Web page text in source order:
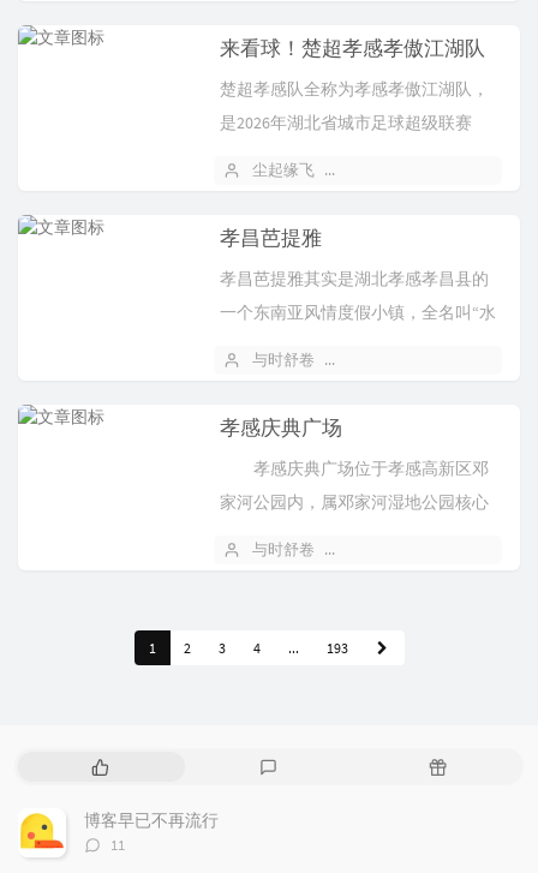
层楼阁式建筑，高约35米...
来看球！楚超孝感孝傲江湖队‌
楚超孝感队‌全称为‌孝感孝傲江湖队‌，
是2026年湖北省城市足球超级联赛
尘起缘飞
孝昌芭提雅‌
‌孝昌芭提雅‌其实是湖北孝感孝昌县的
一个‌东南亚风情度假小镇‌，全名叫“水
浸式东南亚...
与时舒卷
孝感庆典广场
孝感庆典广场位于孝感高新区邓
家河公园内，属邓家河湿地公园核心
与时舒卷
1 2 3 4 ... 193
热
文
章
随
博客早已不再流行
评
11